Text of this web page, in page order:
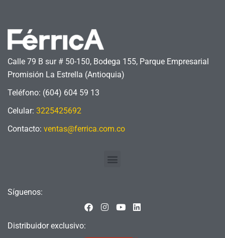
Calle 79 B sur # 50-150, Bodega 155, Parque Empresarial
Promisión La Estrella (Antioquia)
Teléfono: (604) 604 59 13
Celular: 3225425692
Contacto: ventas@ferrica.com.co
Menu
Síguenos:
F
a
I
Y
L
Distribuidor exclusivo: